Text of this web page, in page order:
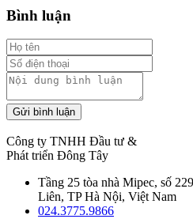
Bình luận
Gửi bình luận
Công ty TNHH Đầu tư &
Phát triển Đông Tây
Tầng 25 tòa nhà Mipec, số
Liên, TP Hà Nội, Việt Nam
024.3775.9866